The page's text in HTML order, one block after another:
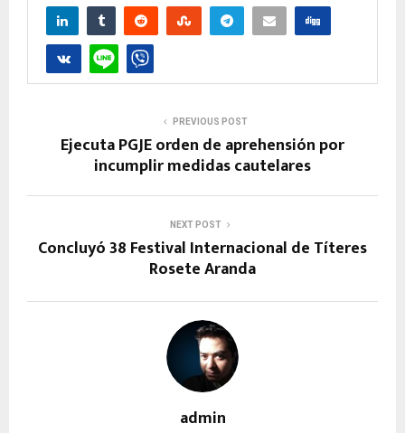
PREVIOUS POST
Ejecuta PGJE orden de aprehensión por
incumplir medidas cautelares
NEXT POST
Concluyó 38 Festival Internacional de Títeres
Rosete Aranda
admin